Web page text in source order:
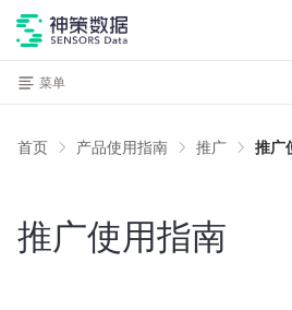
菜单
首页 产品使用指南 推广 推广
推广使用指南